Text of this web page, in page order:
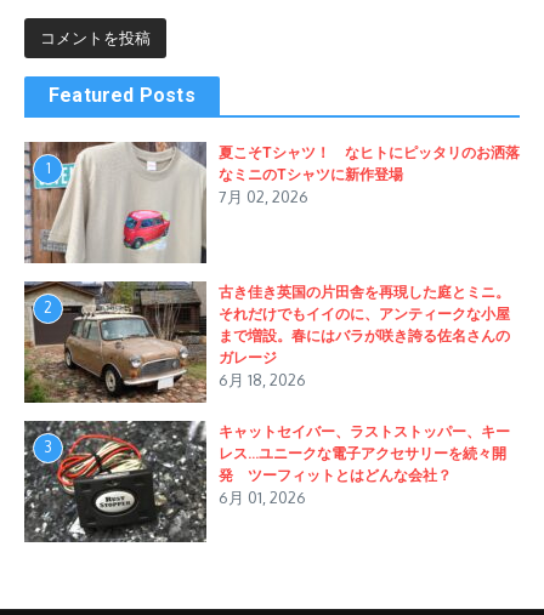
Featured Posts
1
夏こそTシャツ！ なヒトにピッタリのお洒落
なミニのTシャツに新作登場
7月 02, 2026
2
古き佳き英国の片田舎を再現した庭とミニ。
それだけでもイイのに、アンティークな小屋
まで増設。春にはバラが咲き誇る佐名さんの
ガレージ
6月 18, 2026
3
キャットセイバー、ラストストッパー、キー
レス…ユニークな電子アクセサリーを続々開
発 ツーフィットとはどんな会社？
6月 01, 2026